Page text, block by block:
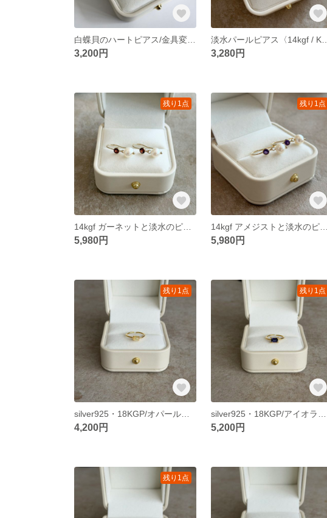
3,200円
淡水パールピアス〈14kgf / K10 / K18〉
3,280円
残り1点
5,980円
残り1点
14kgf アメジストと淡水のピアス
5,980円
残り1点
4,200円
残り1点
5,200円
残り1点